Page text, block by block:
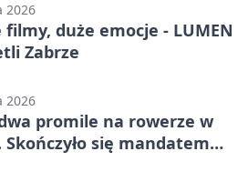
2026
duże emocje - LUMEN
Zabrze
2026
promile na rowerze w
Skończyło się mandatem